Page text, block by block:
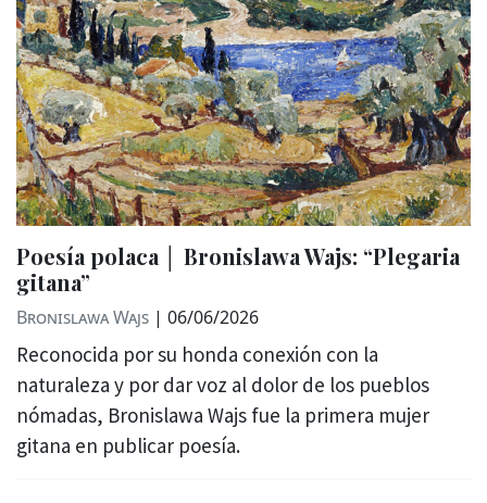
Poesía polaca │ Bronislawa Wajs: “Plegaria
gitana”
Bronislawa Wajs | 06/06/2026
Reconocida por su honda conexión con la
naturaleza y por dar voz al dolor de los pueblos
nómadas, Bronislawa Wajs fue la primera mujer
gitana en publicar poesía.